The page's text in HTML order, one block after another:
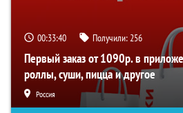
00:33:40 Получили:256
Первый заказ от 1090р. в
роллы, суши, пицца и другое
Россия